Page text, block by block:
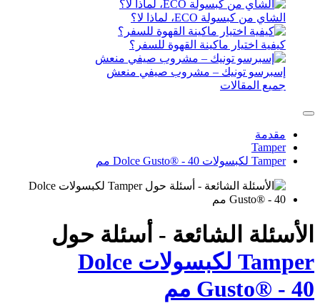
الشاي من كبسولة ECO، لماذا لا؟
كيفية اختيار ماكينة القهوة للسفر؟
إسبرسو تونيك – مشروب صيفي منعش
جميع المقالات
مقدمة
Tamper
Tamper لكبسولات Dolce Gusto® - 40 مم
الأسئلة الشائعة - أسئلة حول
Tamper لكبسولات Dolce
Gusto® - 40 مم